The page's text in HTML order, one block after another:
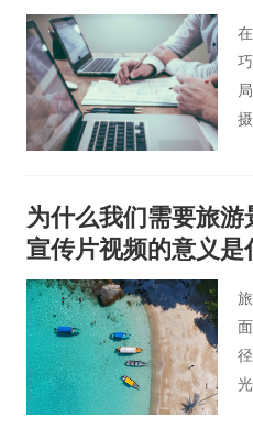
为什么我们需要旅
宣传片视频的意义是